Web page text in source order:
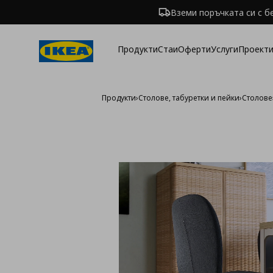
Вземи поръчката си с
ПродуктиСтаиОфертиУслуги
Продукти›Столове, табуретки и пейки›Столове